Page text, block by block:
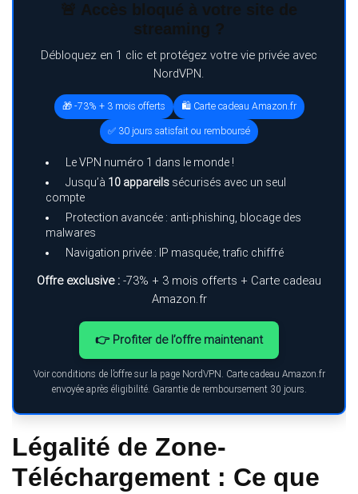
🚨 Accès bloqué à votre site de
streaming ?
Débloquez en 1 clic et protégez votre vie privée avec
NordVPN.
🎁 -73% + 3 mois offerts 🛍️ Carte cadeau Amazon.fr
✅ 30 jours satisfait ou remboursé
Le VPN numéro 1 dans le monde !
Jusqu’à 10 appareils sécurisés avec un seul
compte
Protection avancée : anti-phishing, blocage des
malwares
Navigation privée : IP masquée, trafic chiffré
Offre exclusive : -73% + 3 mois offerts + Carte cadeau
Amazon.fr
👉 Profiter de l’offre maintenant
Voir conditions de l’offre sur la page NordVPN. Carte cadeau Amazon.fr
envoyée après éligibilité. Garantie de remboursement 30 jours.
Légalité de Zone-
Téléchargement : Ce que